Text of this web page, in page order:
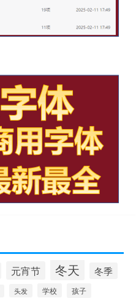
元宵节 冬天 冬季
头发 学校 孩子